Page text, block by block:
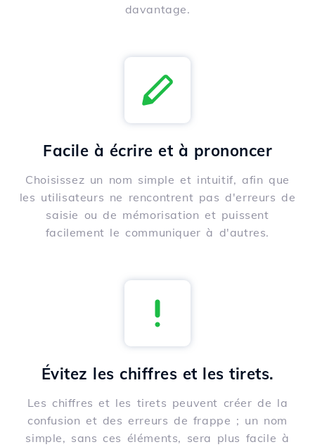
davantage.
Facile à écrire et à prononcer
Choisissez un nom simple et intuitif, afin que
les utilisateurs ne rencontrent pas d'erreurs de
saisie ou de mémorisation et puissent
facilement le communiquer à d'autres.
Évitez les chiffres et les tirets.
Les chiffres et les tirets peuvent créer de la
confusion et des erreurs de frappe ; un nom
simple, sans ces éléments, sera plus facile à